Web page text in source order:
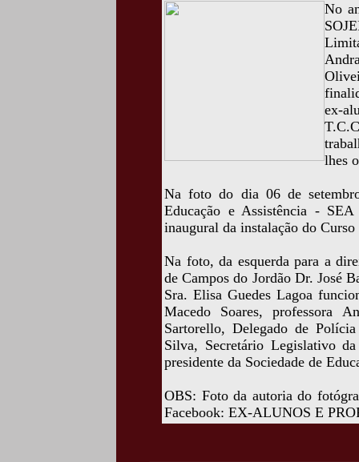
No
ex-
lhes
Na foto do dia 06 de
Educação e Assistência -
inaugural da instalação do
Na foto, da esquerda para a
de Campos do Jordão Dr. José
Sra. Elisa Guedes Lagoa
Macedo Soares, professora
Sartorello, Delegado de
Silva, Secretário Legislativo
presidente da Sociedade de
OBS: Foto da autoria do
Facebook: EX-ALUNOS E